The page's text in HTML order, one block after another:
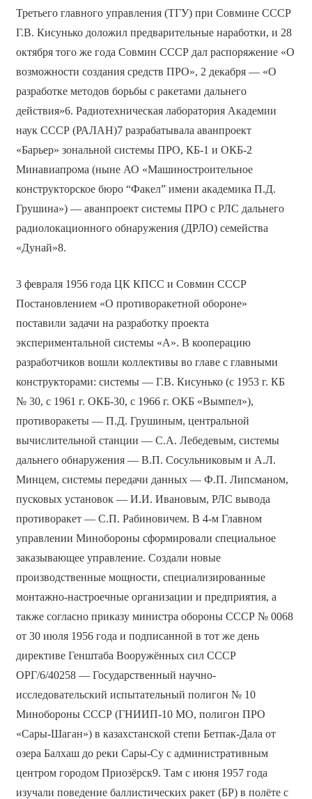
Третьего главного управления (ТГУ) при Совмине СССР
Г.В. Кисунько доложил предварительные наработки, и 28
октября того же года Совмин СССР дал распоряжение «О
возможности создания средств ПРО», 2 декабря — «О
разработке методов борьбы с ракетами дальнего
действия»6. Радиотехническая лаборатория Академии
наук СССР (РАЛАН)7 разрабатывала аванпроект
«Барьер» зональной системы ПРО, КБ-1 и ОКБ-2
Минавиапрома (ныне АО «Машиностроительное
конструкторское бюро “Факел” имени академика П.Д.
Грушина») — аванпроект системы ПРО с РЛС дальнего
радиолокационного обнаружения (ДРЛО) семейства
«Дунай»8.
3 февраля 1956 года ЦК КПСС и Совмин СССР
Постановлением «О противоракетной обороне»
поставили задачи на разработку проекта
экспериментальной системы «А». В кооперацию
разработчиков вошли коллективы во главе с главными
конструкторами: системы — Г.В. Кисунько (с 1953 г. КБ
№ 30, с 1961 г. ОКБ-30, с 1966 г. ОКБ «Вымпел»),
противоракеты — П.Д. Грушиным, центральной
вычислительной станции — С.А. Лебедевым, системы
дальнего обнаружения — В.П. Сосульниковым и А.Л.
Минцем, системы передачи данных — Ф.П. Липсманом,
пусковых установок — И.И. Ивановым, РЛС вывода
противоракет — С.П. Рабиновичем. В 4-м Главном
управлении Минобороны сформировали специальное
заказывающее управление. Создали новые
производственные мощности, специализированные
монтажно-настроечные организации и предприятия, а
также согласно приказу министра обороны СССР № 0068
от 30 июля 1956 года и подписанной в тот же день
директиве Генштаба Вооружённых сил СССР
ОРГ/6/40258 — Государственный научно-
исследовательский испытательный полигон № 10
Минобороны СССР (ГНИИП-10 МО, полигон ПРО
«Сары-Шаган») в казахстанской степи Бетпак-Дала от
озера Балхаш до реки Сары-Су с административным
центром городом Приозёрск9. Там с июня 1957 года
изучали поведение баллистических ракет (БР) в полёте с